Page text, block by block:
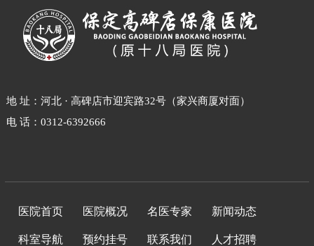
地 址：河北 · 高碑店市迎宾路32号（家兴商厦对面）
电 话：0312-6392666
医院首页 医院概况 名医专家 新闻动态
科室导航 预约挂号 联系我们 人才招聘